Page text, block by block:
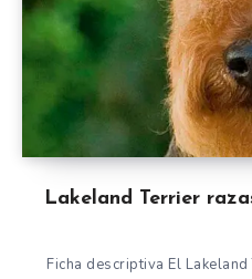
Lakeland Terrier
Ficha descriptiva El